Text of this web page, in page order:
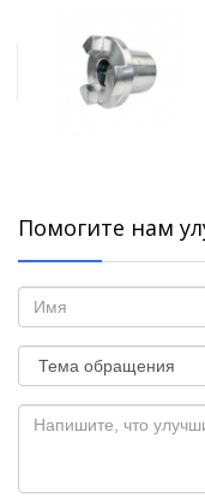
Помогите нам